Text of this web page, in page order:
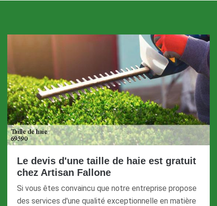
Le devis d'une taille de haie est gratuit
chez Artisan Fallone
Si vous êtes convaincu que notre entreprise propose
des services d'une qualité exceptionnelle en matière